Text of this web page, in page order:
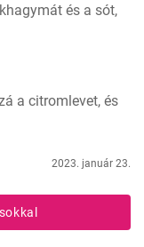
és a sót,
a citromlevet, és
2023. január 23.